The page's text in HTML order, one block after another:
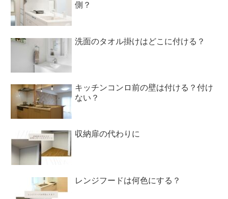
側？
洗面のタオル掛けはどこに付ける？
キッチンコンロ前の壁は付ける？付け
ない？
収納扉の代わりに
レンジフードは何色にする？